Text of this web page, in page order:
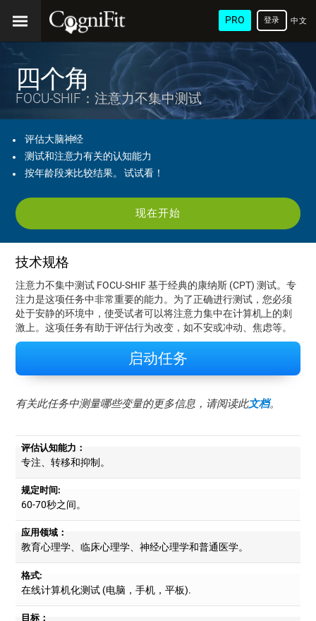
PRO 中文
体)
登录
四个角
FOCU-SHIF：注意力不集中测试
评估大脑神经
测试和注意力有关的认知能力
按年龄段来比较结果。 试试看！
现在开始
技术规格
注意力不集中测试 FOCU-SHIF 基于经典的康纳斯 (CPT) 测试。专
注力是这项任务中非常重要的能力。为了正确进行测试，您必须
处于安静的环境中，使受试者可以将注意力集中在计算机上的刺
激上。这项任务有助于评估行为改变，如不安或冲动、焦虑等。
启动任务
有关此任务中测量哪些变量的更多信息，请阅读此文档。
评估认知能力：
专注、转移和抑制。
规定时间:
60-70秒之间。
应用领域：
教育心理学、临床心理学、神经心理学和普通医学。
格式:
在线计算机化测试 (电脑，手机，平板).
目标：